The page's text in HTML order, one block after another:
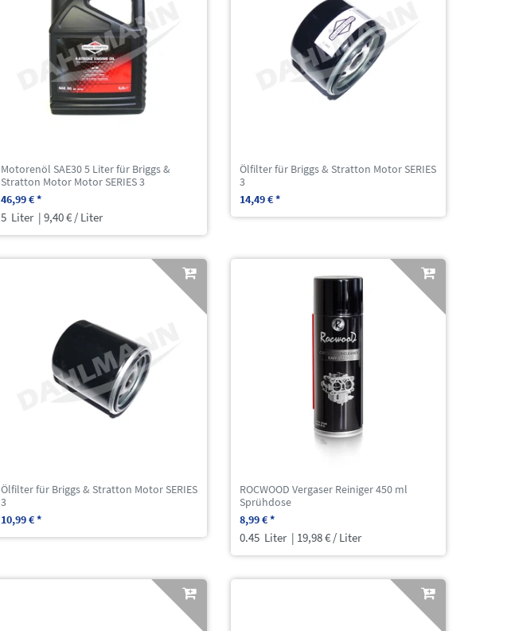
Motorenöl SAE30 5 Liter für Briggs &
Stratton Motor Motor SERIES 3
46,99 € *
5 Liter | 9,40 € / Liter
Ölfilter für Briggs & Stratton Motor SERIES
3
14,49 € *
Ölfilter für Briggs & Stratton Motor SERIES
3
10,99 € *
ROCWOOD Vergaser Reiniger 450 ml
Sprühdose
8,99 € *
0.45 Liter | 19,98 € / Liter